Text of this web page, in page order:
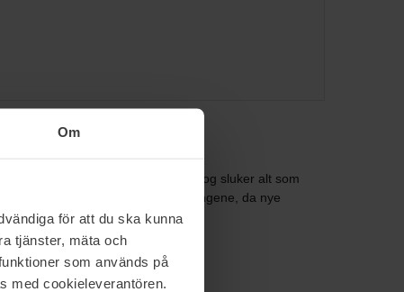
Om
för att du ska kunna
tjänster, mäta och
som används på
med cookieleverantören.
interesse for hud og hudhelse og sluker alt som
Det gjelder å henge med i svingene, da nye